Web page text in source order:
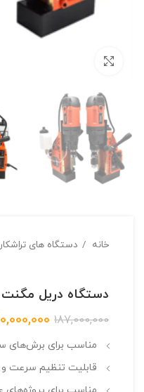
خانه دستگاه های
دستگاه دریل مگنت DM120
187,000,000
مناسب برای برش‌های
قابلیت تنظیم سرعت